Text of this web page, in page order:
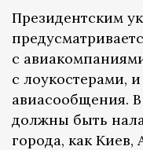
Президентским
с
с лоукостерами,
авиасообщения.
должны быть
города, как Киев,